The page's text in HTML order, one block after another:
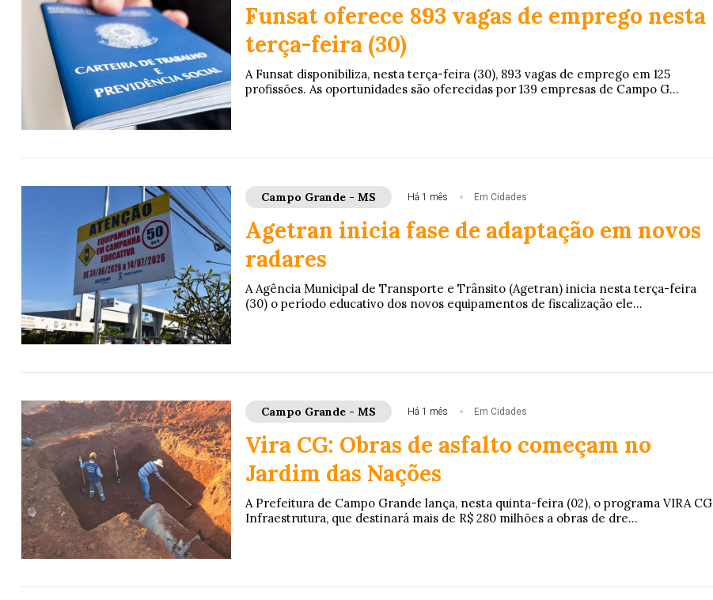
Funsat oferece 893 vagas de emprego nesta
terça-feira (30)
A Funsat disponibiliza, nesta terça-feira (30), 893 vagas de emprego em 125
profissões. As oportunidades são oferecidas por 139 empresas de Campo G...
Campo Grande - MS Há 1 mês Em Cidades
Agetran inicia fase de adaptação em novos
radares
A Agência Municipal de Transporte e Trânsito (Agetran) inicia nesta terça-feira
(30) o período educativo dos novos equipamentos de fiscalização ele...
Campo Grande - MS Há 1 mês Em Cidades
Vira CG: Obras de asfalto começam no
Jardim das Nações
A Prefeitura de Campo Grande lança, nesta quinta-feira (02), o programa VIRA CG
Infraestrutura, que destinará mais de R$ 280 milhões a obras de dre...